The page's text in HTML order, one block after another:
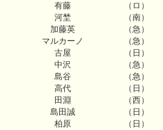
有藤
（ロ）
河埜
（南）
加藤英
（急）
マルカーノ
（急）
古屋
（日）
中沢
（急）
島谷
（急）
高代
（日）
田淵
（西）
島田誠
（日）
柏原
（日）